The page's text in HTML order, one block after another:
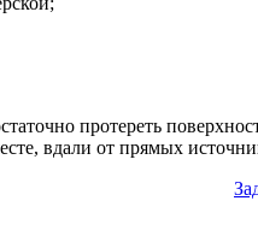
протереть
вдали от прямых